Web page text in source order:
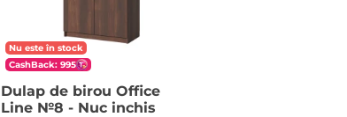
Nu este în stock
CashBack: 995
Dulap de birou Office
Line №8 - Nuc inchis